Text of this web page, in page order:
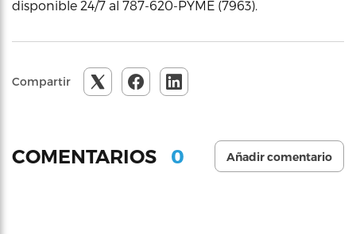
disponible 24/7 al 787-620-PYME (7963).
Compartir
COMENTARIOS 0 Añadir comentario